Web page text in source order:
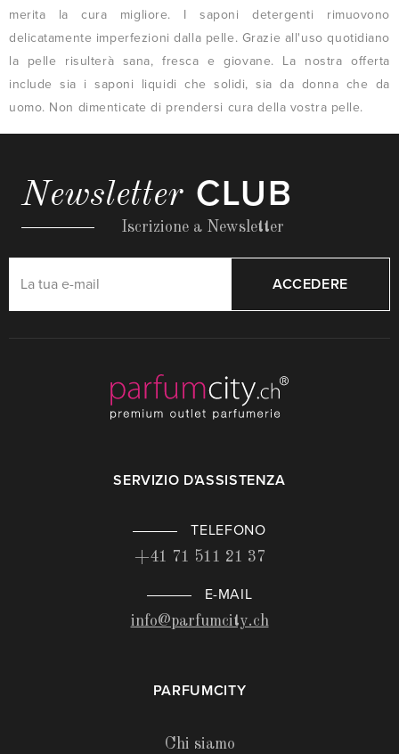
merita la cura migliore. I saponi detergenti rimuovono
delicatamente imperfezioni dalla pelle. Grazie all'uso quotidiano
la pelle risulterà sana, fresca e giovane. La nostra offerta
include sia i saponi liquidi che solidi, sia da donna che da
uomo. Non dimenticate di prendersi cura della vostra pelle.
Newsletter CLUB
Iscrizione a Newsletter
ACCEDERE
SERVIZIO D'ASSISTENZA
TELEFONO
+41 71 511 21 37
E-MAIL
info@parfumcity.ch
PARFUMCITY
Chi siamo